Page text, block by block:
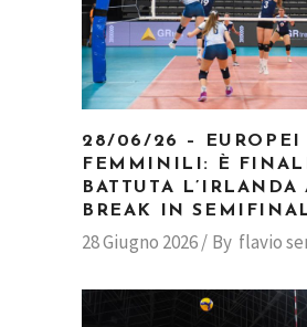
28/06/26 – EUROPEI
FEMMINILI: È
BATTUTA L’IRLANDA
BREAK IN
28 Giugno 2026 By flavio